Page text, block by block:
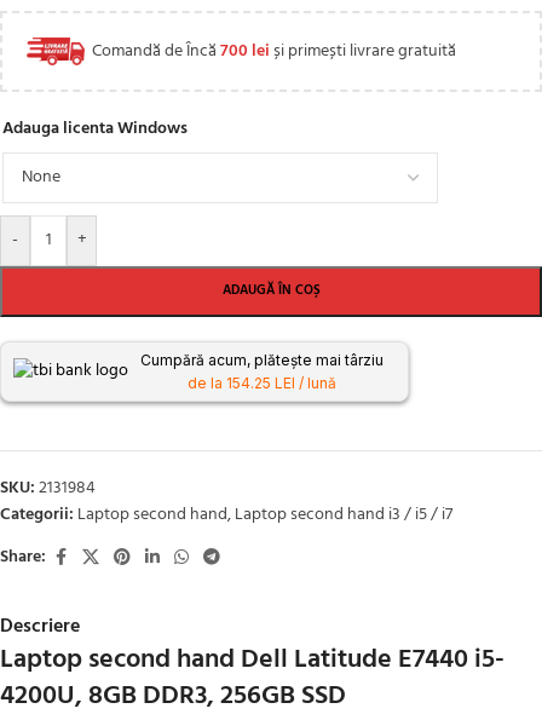
Comandă de Încă700 leiși primești livrare gratuită
Adauga licenta Windows
- +
ADAUGĂ ÎN COȘ
Cumpără acum, plătește mai târziu
de la 154.25 LEI / lună
SKU:2131984
Categorii: Laptop second hand,Laptop second hand i3 / i5 / i7
Share:
Descriere
Laptop second hand Dell Latitude E7440 i5-
4200U, 8GB DDR3, 256GB SSD